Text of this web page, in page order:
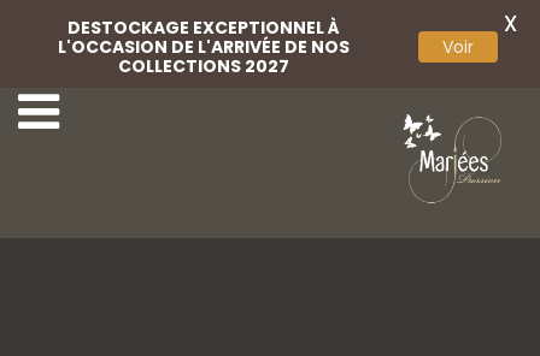
11 Très Chic 13 Très Chic
DESTOCKAGE EXCEPTIONNEL À
L'OCCASION DE L'ARRIVÉE DE NOS
COLLECTIONS 2027
Voir
X